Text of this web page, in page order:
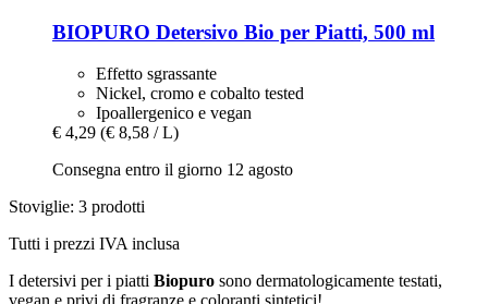
BIOPURO Detersivo Bio per Piatti, 500 ml
Effetto sgrassante
Nickel, cromo e cobalto tested
Ipoallergenico e vegan
€ 4,29 (€ 8,58 / L)
Consegna entro il giorno 12 agosto
Stoviglie: 3 prodotti
Tutti i prezzi IVA inclusa
I detersivi per i piatti Biopuro sono dermatologicamente testati,